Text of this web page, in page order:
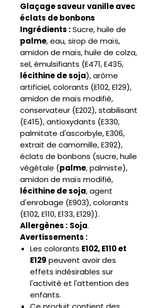
Glaçage saveur vanille avec
éclats de bonbons
Ingrédients :Sucre, huile de
palme, eau, sirop de maïs,
amidon de maïs, huile de colza,
sel, émulsifiants (E471, E435,
lécithine de soja), arôme
artificiel, colorants (E102, E129),
amidon de maïs modifié,
conservateur (E202), stabilisant
(E415), antioxydants (E330,
palmitate d'ascorbyle, E306,
extrait de camomille, E392),
éclats de bonbons (sucre, huile
végétale (palme, palmiste),
amidon de maïs modifié,
lécithine de soja, agent
d'enrobage (E903), colorants
(E102, E110, E133, E129)).
Allergènes : Soja.
Avertissements :
Les colorants E102, E110 et
E129 peuvent avoir des
effets indésirables sur
l'activité et l'attention des
enfants.